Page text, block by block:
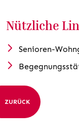
Nützliche
Senioren-
ZURÜCK